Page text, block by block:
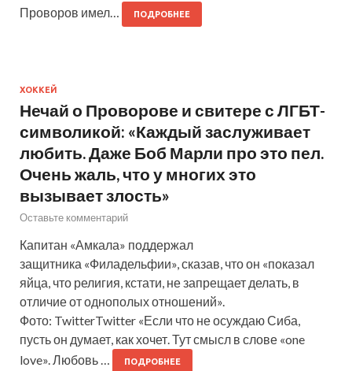
Проворов имел…
ПОДРОБНЕЕ
ХОККЕЙ
Нечай о Проворове и свитере с ЛГБТ-
символикой: «Каждый заслуживает
любить. Даже Боб Марли про это пел.
Очень жаль, что у многих это
вызывает злость»
Оставьте комментарий
Капитан «Амкала» поддержал
защитника «Филадельфии», сказав, что он «показал
яйца, что религия, кстати, не запрещает делать, в
отличие от однополых отношений».
Фото: TwitterTwitter «Если что не осуждаю Сиба,
пусть он думает, как хочет. Тут смысл в слове «one
love». Любовь …
ПОДРОБНЕЕ